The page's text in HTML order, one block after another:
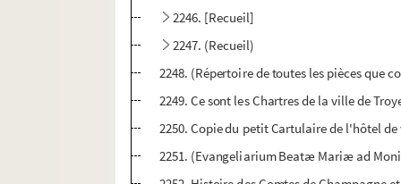
2246. [Recueil]
2247. (Recueil)
2248. (Répertoire de toutes les pièces que
2249. Ce sont les Chartres de la ville de
2250. Copie du petit Cartulaire de l'hôtel
2251. (Evangeliarium Beatæ Mariæ ad